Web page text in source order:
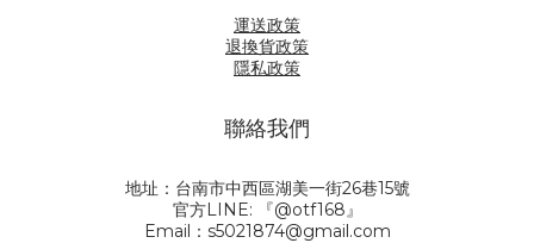
運送政策
退換貨政策
隱私政策
聯絡我們
地址：台南市中西區湖美一街26巷15號
官方LINE: 『@otf168』
Email：s5021874@gmail.com